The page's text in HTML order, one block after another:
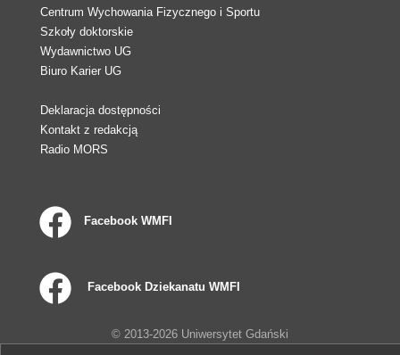
Centrum Wychowania Fizycznego i Sportu
Szkoły doktorskie
Wydawnictwo UG
Biuro Karier UG
Deklaracja dostępności
Kontakt z redakcją
Radio MORS
Facebook WMFI
Facebook Dziekanatu WMFI
© 2013-2026 Uniwersytet Gdański